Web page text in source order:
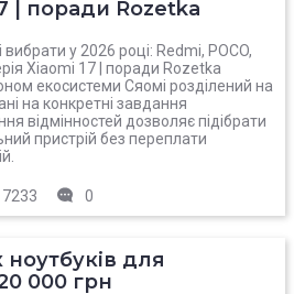
| поради Rozetka
у 2026 році: Redmi, POCO,
Xiaomi 17 | поради Rozetka
екосистеми Сяомі розділений на
на конкретні завдання
відмінностей дозволяє підібрати
пристрій без переплати
7233 0
для
000 грн